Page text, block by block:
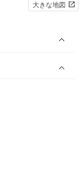
大きな地図